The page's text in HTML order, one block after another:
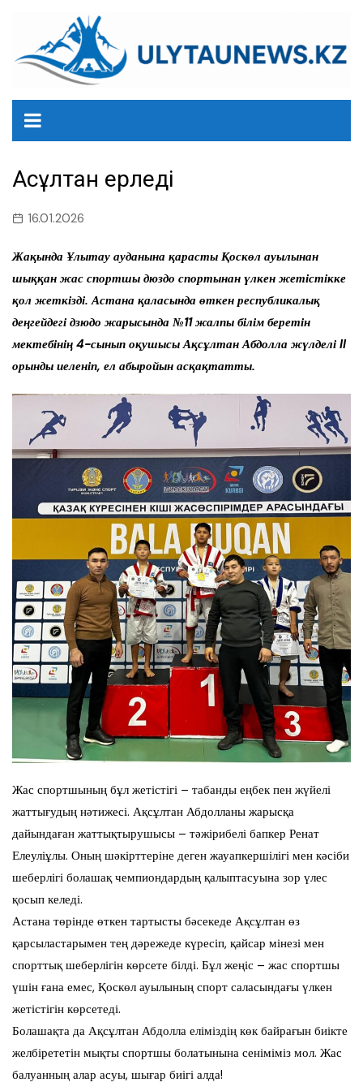
содержанию
Ақсұлтан ерледі
16.01.2026
Жақында Ұлытау ауданына қарасты Қоскөл ауылынан
шыққан жас спортшы дюздо спортынан үлкен жетістікке
қол жеткізді. Астана қаласында өткен республикалық
деңгейдегі дзюдо жарысында №11 жалпы білім беретін
мектебінің 4-сынып оқушысы Ақсұлтан Абдолла жүлделі II
орынды иеленіп, ел абыройын асқақтатты.
Жас спортшының бұл жетістігі – табанды еңбек пен жүйелі
жаттығудың нәтижесі. Ақсұлтан Абдолланы жарысқа
дайындаған жаттықтырушысы – тәжірибелі бапкер Ренат
Елеуліұлы. Оның шәкірттеріне деген жауапкершілігі мен кәсіби
шеберлігі болашақ чемпиондардың қалыптасуына зор үлес
қосып келеді.
Астана төрінде өткен тартысты бәсекеде Ақсұлтан өз
қарсыластарымен тең дәрежеде күресіп, қайсар мінезі мен
спорттық шеберлігін көрсете білді. Бұл жеңіс – жас спортшы
үшін ғана емес, Қоскөл ауылының спорт саласындағы үлкен
жетістігін көрсетеді.
Болашақта да Ақсұлтан Абдолла еліміздің көк байрағын биікте
желбірететін мықты спортшы болатынына сеніміміз мол. Жас
балуанның алар асуы, шығар биігі алда!